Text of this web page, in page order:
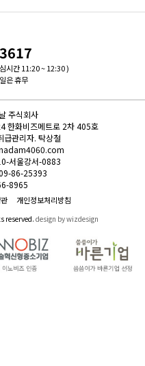
시간 11:20 ~ 12:30 )
은 휴무
주식회사
한화비즈메트로 2차 405호
급관리자. 탁상철
서울강서-0883
86-25393
8965
개인정보처리방침
reserved. design by wizdesign